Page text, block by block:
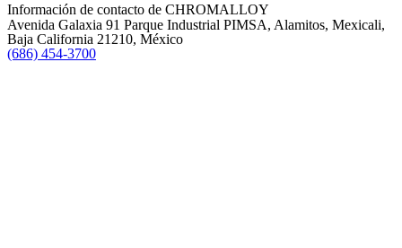
Información de contacto de CHROMALLOY
Avenida Galaxia 91 Parque Industrial PIMSA, Alamitos, Mexicali,
Baja California 21210, México
(686) 454-3700